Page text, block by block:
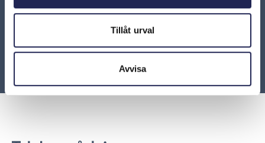
Tillåt urval
Avvisa
ARN 2014-05668 – Avtalet ogiltigt när konsumenten
inte förstått vad avtalet gäller
ARN 2013-09600 - Ersättning vid avtalsbrott